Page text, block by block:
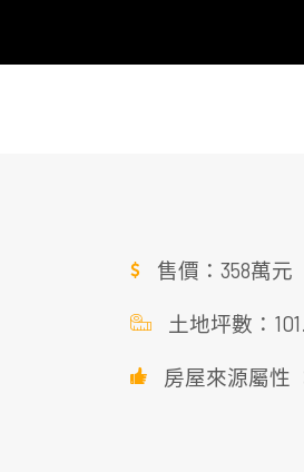
售價：358萬元
土地坪數：
房屋來源屬性